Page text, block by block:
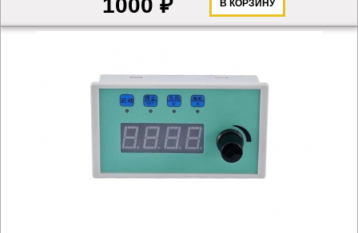
1000 ₽ В КОРЗИНУ